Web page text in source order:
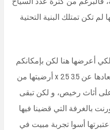
لم تكن تمتلك البنية التحتية
أعرضها هنا لكن بإمكانكم
أن تتخيلوا غرفة صغيرة لا تزيد أبعادها عن 3.5 x 2.5 أرضيتها من
أثاث رخيص، و لكن تبقى
بالغرفة التي قضينا فيها
أسوا تجربة مبيت في